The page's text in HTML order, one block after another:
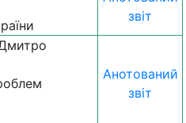
звіт
Анотований
звіт